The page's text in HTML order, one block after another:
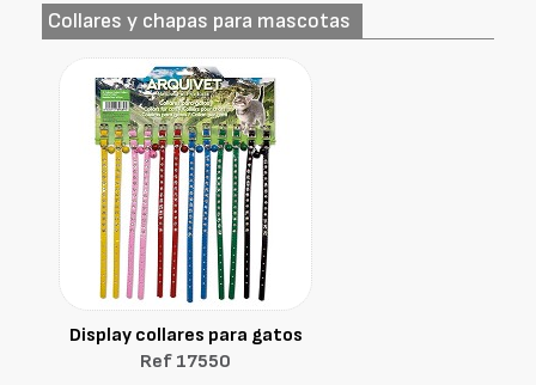
Collares y chapas para mascotas
Display collares para gatos
Ref 17550